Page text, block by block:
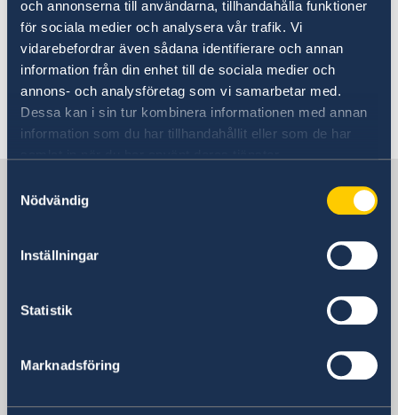
och annonserna till användarna, tillhandahålla funktioner
för sociala medier och analysera vår trafik. Vi
vidarebefordrar även sådana identifierare och annan
information från din enhet till de sociala medier och
annons- och analysföretag som vi samarbetar med.
Dessa kan i sin tur kombinera informationen med annan
information som du har tillhandahållit eller som de har
Nödvändig
Inställningar
Statistik
Marknadsföring
Going to Sweden?
Visiting Sweden
Moving to someone in Sweden
Working in Sweden
Studying in Sweden
Migration Section
Bring a pet to Sweden
Studying in Sweden
Please visit the embassy page
Studying in Swedenfor more information.
Sweden in Montenegro
SWEDEN'S MISSION
Serbia, Belgrade
SWEDISH CONSULATES
Podgorica